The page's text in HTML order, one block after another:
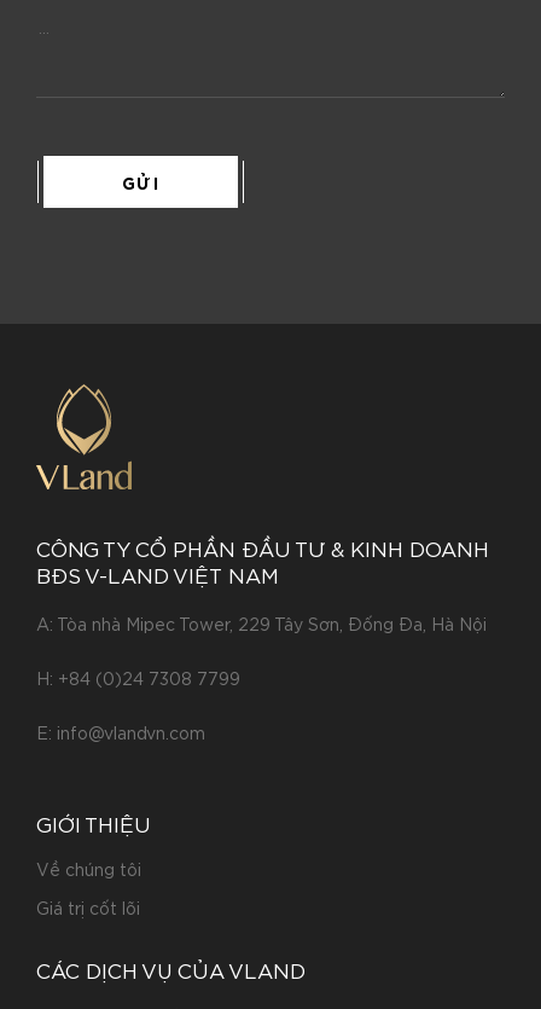
GỬI
CÔNG TY CỔ PHẦN ĐẦU TƯ & KINH DOANH
BĐS V-LAND VIỆT NAM
A: Tòa nhà Mipec Tower, 229 Tây Sơn, Đống Đa, Hà Nội
H: +84 (0)24 7308 7799
E: info@vlandvn.com
GIỚI THIỆU
Về chúng tôi
Giá trị cốt lõi
CÁC DỊCH VỤ CỦA VLAND